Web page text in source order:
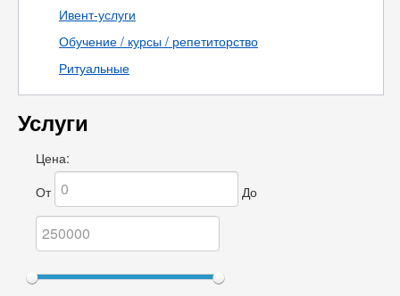
Ивент-услуги
Обучение / курсы / репетиторство
Ритуальные
Услуги
Цена:
От
До